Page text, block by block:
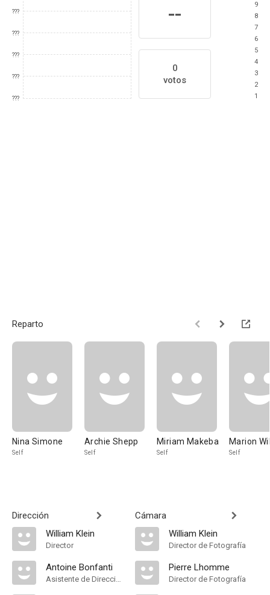
???
???
???
???
???
--
0
votos
9
8
7
6
5
4
3
2
1
Reparto
Nina Simone
Self
Archie Shepp
Self
Miriam Makeba
Self
Marion
Self
Dirección
William Klein
Director
Antoine Bonfanti
Asistente de Dirección
Cámara
William Klein
Director de Fotografía
Pierre Lhomme
Director de Fotografía